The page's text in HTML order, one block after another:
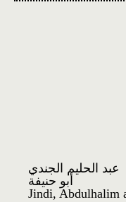
عبد الحليم الجندي
أبو حنيفة
Jindi, Abdulhalim